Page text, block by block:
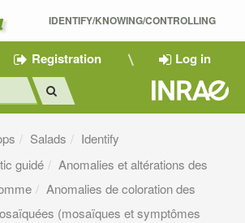
IDENTIFY/KNOWING/CONTROLLING
Registration Log in
Salads
Identify
guidé
Anomalies et altérations des
Anomalies de coloration des
(mosaïques et symptômes